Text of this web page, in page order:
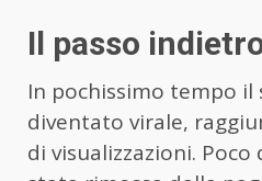
Il passo
In pochissimo tempo il
diventato virale,
di visualizzazioni.